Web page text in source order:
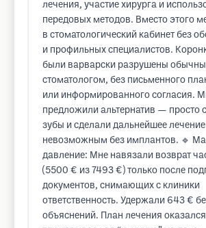
лечения, участие хирурга и
передовых методов. Вместо этого
в стоматологический кабинет без
и профильных специалистов.
были варварски разрушены
стоматологом, без письменного
или информированного согласия.
предложили альтернатив — просто
зубы и сделали дальнейшее лечение
невозможным без имплантов. 🔹
давление: Мне навязали возврат
(5500 € из 7493 €) только после
документов, снимающих с клиники
ответственность. Удержали 643 €
объяснений. План лечения